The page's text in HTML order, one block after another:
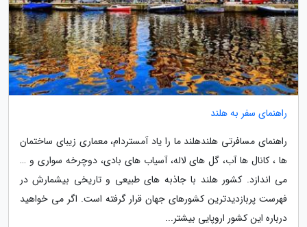
راهنمای سفر به هلند
راهنمای مسافرتی هلندهلند ما را یاد آمستردام، معماری زیبای ساختمان
ها ، کانال ها آب، گل های لاله، آسیاب های بادی، دوچرخه سواری و …
می اندازد. کشور هلند با جاذبه های طبیعی و تاریخی بیشمارش در
فهرست پربازدیدترین کشورهای جهان قرار گرفته است. اگر می خواهید
درباره این کشور اروپایی بیشتر...